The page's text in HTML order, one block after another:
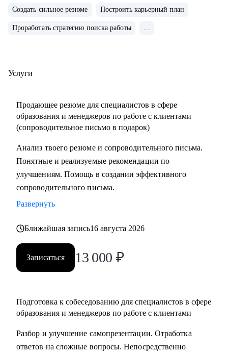
"+" и продала как готовый успешный бизнес (студия
• 10 лет управляла бизнесом в образовательной сфере
• Эксперт в области ведения бизнеса в образовательной
• Наняла и адаптировала 100+ сотрудников.
• Карьерное консультирование, рекомендации по
составлению резюме, подготовка к интервью и помощь в
старте/продвижении в карьере в образовании и смежных
областях.
• Менторство для Senior-менеджеров.
• Сформулировать карьерную цель и разработать план для
ее достижения.
Кому могу помочь:
• Менеджерам по продажам и по работе с клиентами.
• Новичкам, кто только начинает свой путь.
• Опытным специалистам, которые хотят сделать шаг
Создать сильное резюме Построить карьерный план
Проработать стратегию поиска работы ...
Услуги
Продающее резюме для специалистов в сфере
образования и менеджеров по работе с клиентами
(сопроводительное письмо в подарок)
Анализ твоего резюме и сопроводительного письма.
Понятные и реализуемые рекомендации по
улучшениям. Помощь в создании эффективного
сопроводительного письма.
Развернуть
Ближайшая запись16 августа 2026
Записаться 13 000 ₽
Подготовка к собеседованию для специалистов в сфере
образования и менеджеров по работе с клиентами
Разбор и улучшение самопрезентации. Отработка
ответов на сложные вопросы. Непосредственно